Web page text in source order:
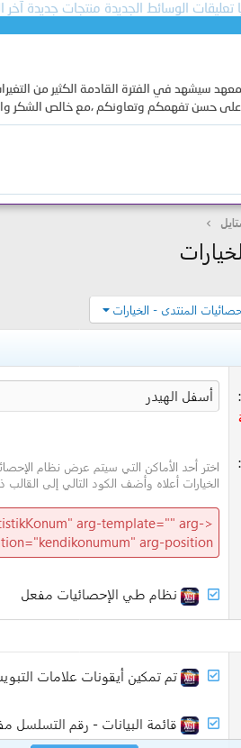
تعليقات الوسائط الجديدة منتجات جديدة آخر
سيشهد في الفترة القادمة الكثير من
حسن تفهمكم وتعاونكم ،مع خالص الشكر